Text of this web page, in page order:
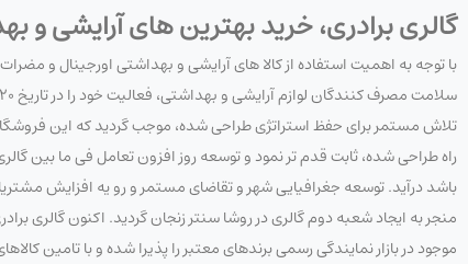
گالری برادری، خرید بهترین های آرایشی و
با توجه به اهمیت استفاده از کالا های آرایشی و بهداشتی اورجینال و
تلاش مستمر برای حفظ استراتژی طراحی شده، موجب گردید که این
راه طراحی شده، ثابت قدم تر نمود و توسعه روز افزون تعامل فی ما بین
باشد درآید. توسعه جغرافیایی شهر و تقاضای مستمر و رو یه افزایش
منجر به ایجاد شعبه دوم گالری در روشا سنتر زنجان گردید. اکنون گالری
موجود در بازار نمایندگی رسمی برندهای معتبر را پذیرا شده و با تامین